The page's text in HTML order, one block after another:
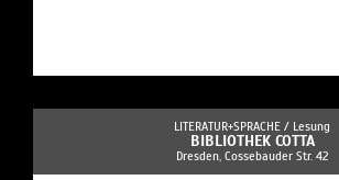
LITERATUR+SPRACHE / Lesung
BIBLIOTHEK COTTA
Dresden, Cossebauder Str. 42